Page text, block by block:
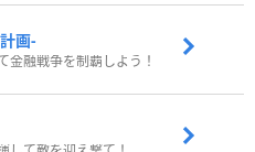
画-
金融戦争を制覇しよう！